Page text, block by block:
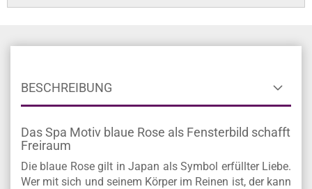
BESCHREIBUNG
Das Spa Motiv blaue Rose als Fensterbild schafft
Freiraum
Die blaue Rose gilt in Japan als Symbol erfüllter Liebe.
Wer mit sich und seinem Körper im Reinen ist, der kann